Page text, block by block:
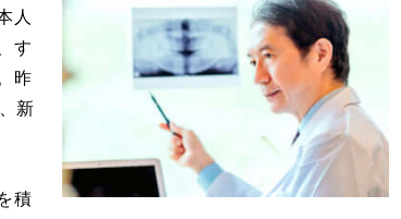
人
す
昨
新
積